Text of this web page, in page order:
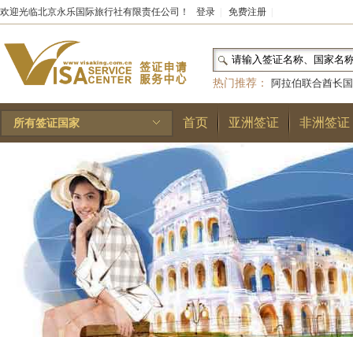
欢迎光临北京永乐国际旅行社有限责任公司！ 登录 免费注册
热门推荐：
阿拉伯联合酋长国
和国|布基纳法索|巴勒斯坦
林王国|安道尔公国|
所有签证国家 首页 亚洲签证 非洲签证